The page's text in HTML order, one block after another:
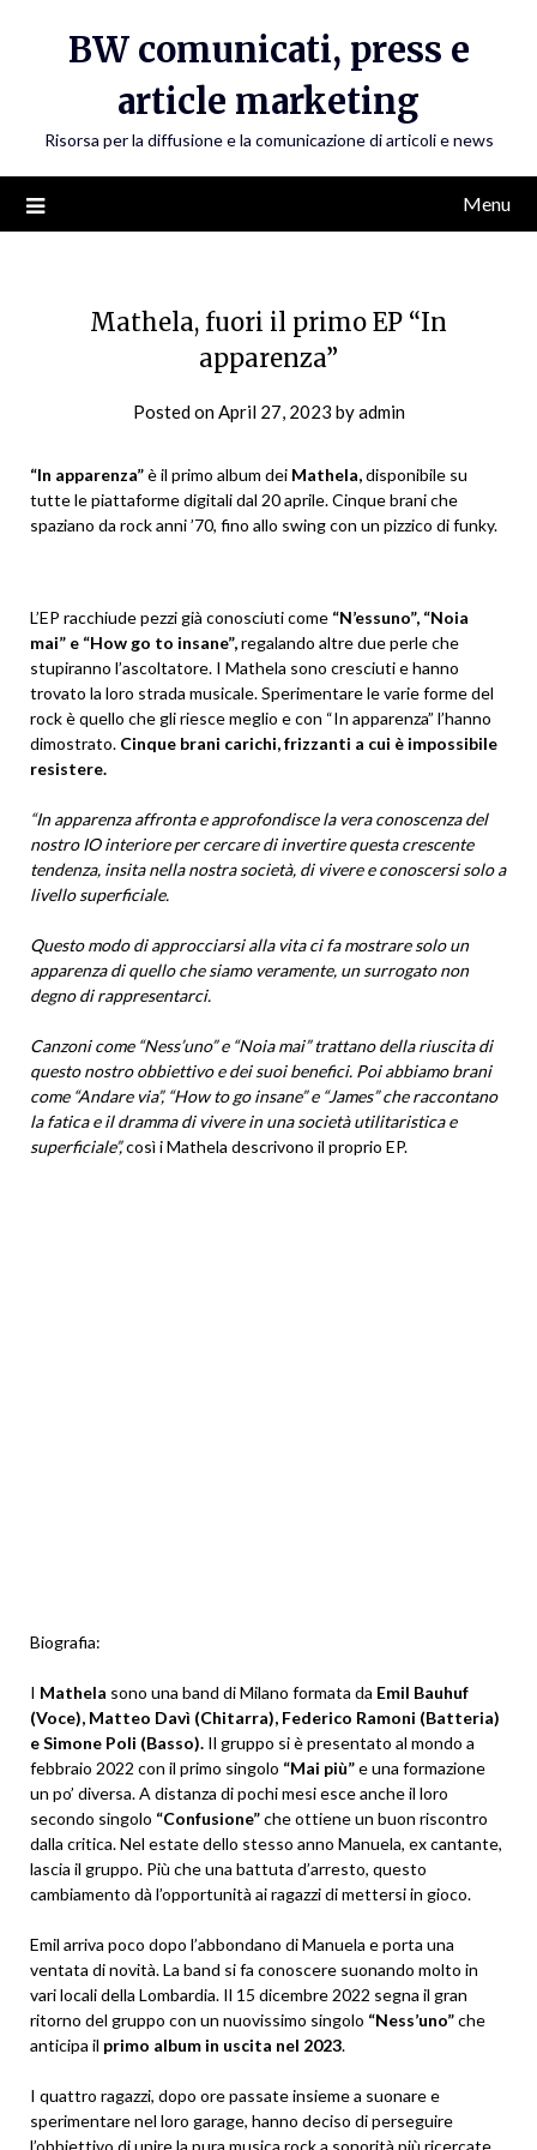
BW comunicati, press e
article marketing
Risorsa per la diffusione e la comunicazione di articoli e news
Menu
Mathela, fuori il primo EP “In
apparenza”
Posted onApril 27, 2023 byadmin
“In apparenza”è il primo album dei Mathela,disponibile su
tutte le piattaforme digitali dal 20 aprile. Cinque brani che
spaziano da rock anni ’70, fino allo swing con un pizzico di funky.
L’EP racchiude pezzi già conosciuti come “N’essuno”, “Noia
mai” e “How go to insane”,regalando altre due perle che
stupiranno l’ascoltatore. I Mathela sono cresciuti e hanno
trovato la loro strada musicale. Sperimentare le varie forme del
rock è quello che gli riesce meglio e con “In apparenza” l’hanno
dimostrato. Cinque brani carichi, frizzanti a cui è impossibile
resistere.
“In apparenza affronta e approfondisce la vera conoscenza del
nostro IO interiore per cercare di invertire questa crescente
tendenza, insita nella nostra società, di vivere e conoscersi solo a
livello superficiale.
Questo modo di approcciarsi alla vita ci fa mostrare solo un
apparenza di quello che siamo veramente, un surrogato non
degno di rappresentarci.
Canzoni come “Ness’uno” e “Noia mai” trattano della riuscita di
questo nostro obbiettivo e dei suoi benefici. Poi abbiamo brani
come “Andare via”, “How to go insane” e “James” che raccontano
la fatica e il dramma di vivere in una società utilitaristica e
superficiale”,così i Mathela descrivono il proprio EP.
Biografia:
I Mathela sono una band di Milano formata da Emil Bauhuf
(Voce), Matteo Davì (Chitarra), Federico Ramoni (Batteria)
e Simone Poli (Basso). Il gruppo si è presentato al mondo a
febbraio 2022 con il primo singolo “Mai più”e una formazione
un po’ diversa. A distanza di pochi mesi esce anche il loro
secondo singolo “Confusione”che ottiene un buon riscontro
dalla critica. Nel estate dello stesso anno Manuela, ex cantante,
lascia il gruppo. Più che una battuta d’arresto, questo
cambiamento dà l’opportunità ai ragazzi di mettersi in gioco.
Emil arriva poco dopo l’abbondano di Manuela e porta una
ventata di novità. La band si fa conoscere suonando molto in
vari locali della Lombardia. Il 15 dicembre 2022 segna il gran
ritorno del gruppo con un nuovissimo singolo “Ness’uno”che
anticipa il primo album in uscita nel 2023.
I quattro ragazzi, dopo ore passate insieme a suonare e
sperimentare nel loro garage, hanno deciso di perseguire
l’obbiettivo di unire la pura musica rock a sonorità più ricercate